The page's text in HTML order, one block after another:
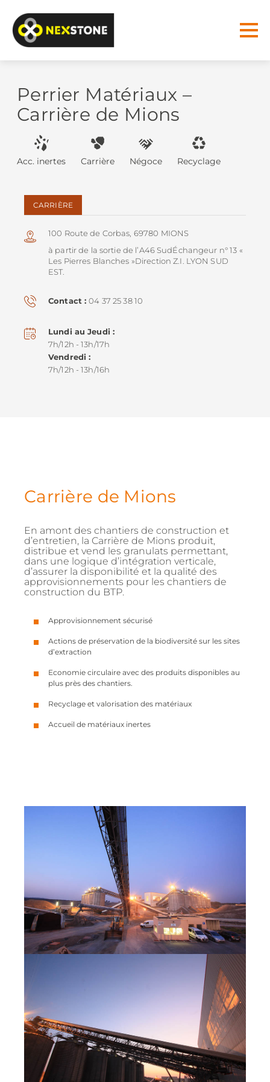
Perrier Matériaux –
Carrière de Mions
Acc. inertes Carrière Négoce Recyclage
CARRIÈRE
100 Route de Corbas, 69780 MIONS
à partir de la sortie de l’A46 SudÉchangeur n° 13 «
Les Pierres Blanches »Direction Z.I. LYON SUD
EST.
Contact 04 37 25 38 10
Lundi au Jeudi
7h/12h - 13h/17h
Vendredi
7h/12h - 13h/16h
Carrière de Mions
En amont des chantiers de construction et
d’entretien, la Carrière de Mions produit,
distribue et vend les granulats permettant,
dans une logique d’intégration verticale,
d’assurer la disponibilité et la qualité des
approvisionnements pour les chantiers de
construction du BTP.
Approvisionnement sécurisé
Actions de préservation de la biodiversité sur les sites
d’extraction
Economie circulaire avec des produits disponibles au
plus près des chantiers.
Recyclage et valorisation des matériaux
Accueil de matériaux inertes